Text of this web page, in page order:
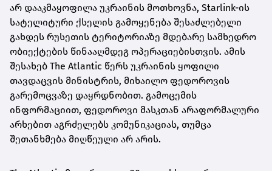
არ დააკმაყოფილა უკრაინის მოთხოვნა, Starlink-ის
სატელიტური ქსელის გამოყენება შესაძლებელი
გახდეს რუსეთის ტერიტორიაზე მდებარე სამხედრო
ობიექტების წინააღმდეგ ოპერაციებისთვის. ამის
შესახებ The Atlantic წერს უკრაინის ყოფილი
თავდაცვის მინისტრის, მიხაილო ფედოროვის
გარემოცვაზე დაყრდნობით. გამოცემის
ინფორმაციით, ფედოროვი მასკთან არაფორმალური
არხებით აგრძელებს კომუნიკაციას, თუმცა
შეთანხმება მიღწეული არ არის.